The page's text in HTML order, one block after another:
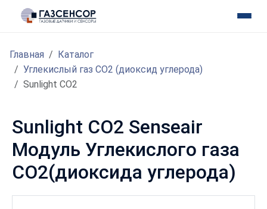
Главная
Каталог
Углекислый газ CO2 (диоксид углерода)
Sunlight CO2
Sunlight CO2 Senseair
Модуль Углекислого газа
CO2(диоксида углерода)